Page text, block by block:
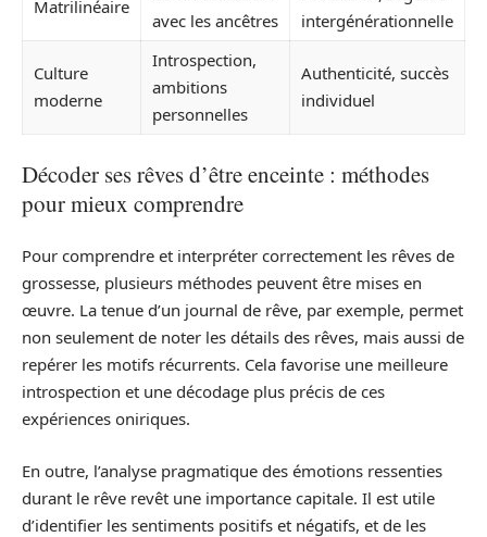
Matrilinéaire
avec les ancêtres
intergénérationnelle
Culture
moderne
Introspection,
ambitions
personnelles
Authenticité, succès
individuel
Décoder ses rêves d’être enceinte : méthodes
pour mieux comprendre
Pour comprendre et interpréter correctement les rêves de
grossesse, plusieurs méthodes peuvent être mises en
œuvre. La tenue d’un journal de rêve, par exemple, permet
non seulement de noter les détails des rêves, mais aussi de
repérer les motifs récurrents. Cela favorise une meilleure
introspection et une décodage plus précis de ces
expériences oniriques.
En outre, l’analyse pragmatique des émotions ressenties
durant le rêve revêt une importance capitale. Il est utile
d’identifier les sentiments positifs et négatifs, et de les